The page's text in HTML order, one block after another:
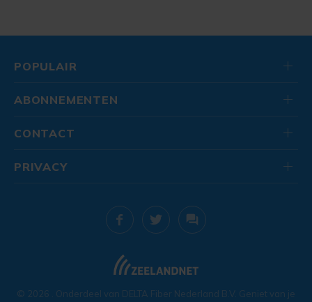
POPULAIR
ABONNEMENTEN
CONTACT
© 2026 . Onderdeel van DELTA Fiber Nederland B.V. Geniet van je
PRIVACY